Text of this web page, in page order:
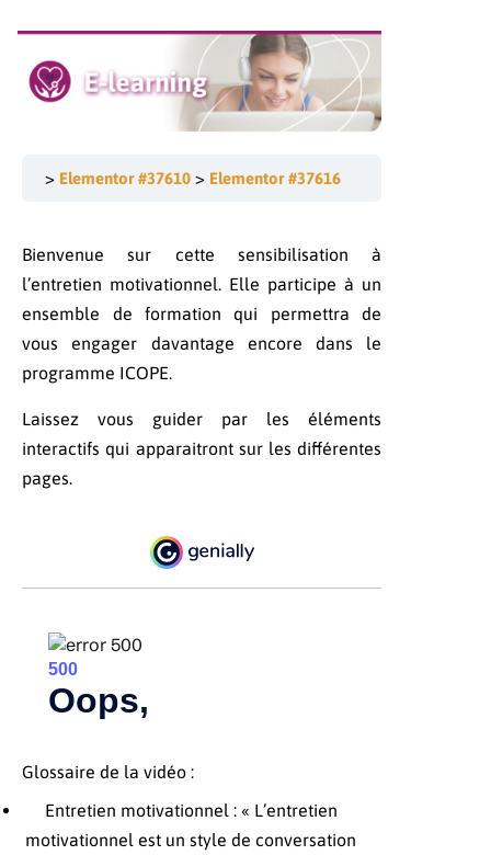
Elementor #37610 Elementor #37616
Bienvenue sur cette sensibilisation à
l’entretien motivationnel. Elle participe à un
ensemble de formation qui permettra de
vous engager davantage encore dans le
programme ICOPE.
Laissez vous guider par les éléments
interactifs qui apparaitront sur les différentes
pages.
Glossaire de la vidéo :
Entretien motivationnel : « L’entretien
motivationnel est un style de conversation